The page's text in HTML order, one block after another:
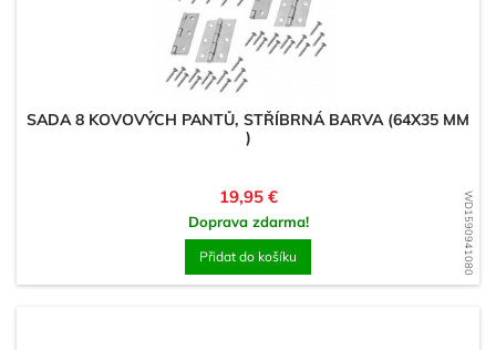
WD1590941080
SADA 8 KOVOVÝCH PANTŮ, STŘÍBRNÁ BARVA (64X35 MM
)
Cena
19,95 €
Doprava zdarma!
Přidat do košíku